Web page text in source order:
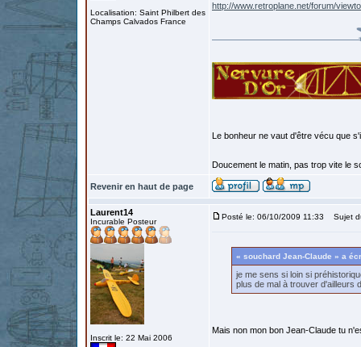
Localisation: Saint Philbert des
Champs Calvados France
http://www.retroplane.net/forum/
Le bonheur ne vaut d'être vécu que
Doucement le matin, pas trop vite le
Revenir en haut de page
Laurent14
Incurable Posteur
Inscrit le: 22 Mai 2006
Posté le: 06/10/2009 11:33 Sujet
« souchard Jean-Claude » a
je me sens si loin si
plus de mal à trouver d'ailleurs
Mais non mon bon Jean-Claude tu